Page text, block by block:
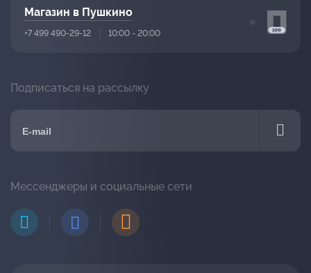
Магазин в Пушкино
+7 499 490-29-12 10:00 - 20:00
Подписаться на рассылку
Мессенджеры и социальные сети